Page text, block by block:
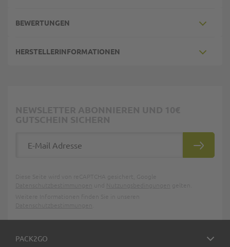
BEWERTUNGEN
HERSTELLERINFORMATIONEN
PACK2GO